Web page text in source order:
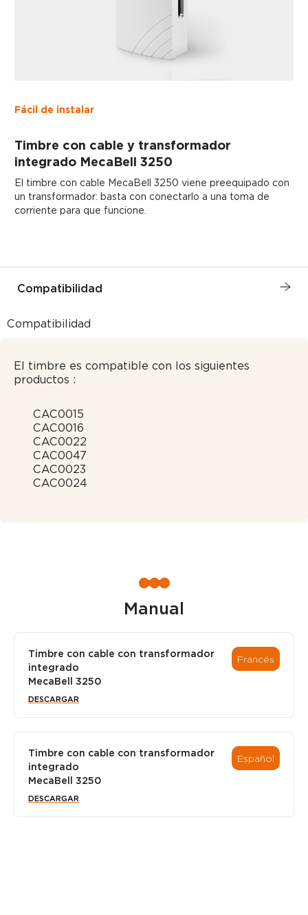
Fácil de instalar
Timbre con cable y transformador
integrado MecaBell 3250
El timbre con cable MecaBell 3250 viene preequipado con
un transformador: basta con conectarlo a una toma de
corriente para que funcione.
Compatibilidad
Compatibilidad
El timbre es compatible con los siguientes
productos :
CAC0015
CAC0016
CAC0022
CAC0047
CAC0023
CAC0024
Manual
Timbre con cable con transformador
integrado
MecaBell 3250
Francés
DESCARGAR
Timbre con cable con transformador
integrado
MecaBell 3250
Español
DESCARGAR